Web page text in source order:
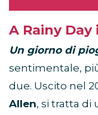
A Rainy
Un giorno di
sentimentale,
due. Uscito nel
Allen, si tratta di